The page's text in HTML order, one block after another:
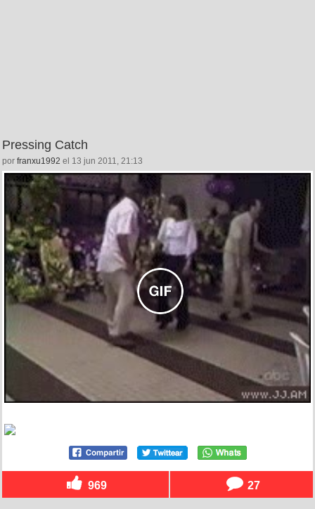
Pressing Catch
por franxu1992 el 13 jun 2011, 21:13
969 27